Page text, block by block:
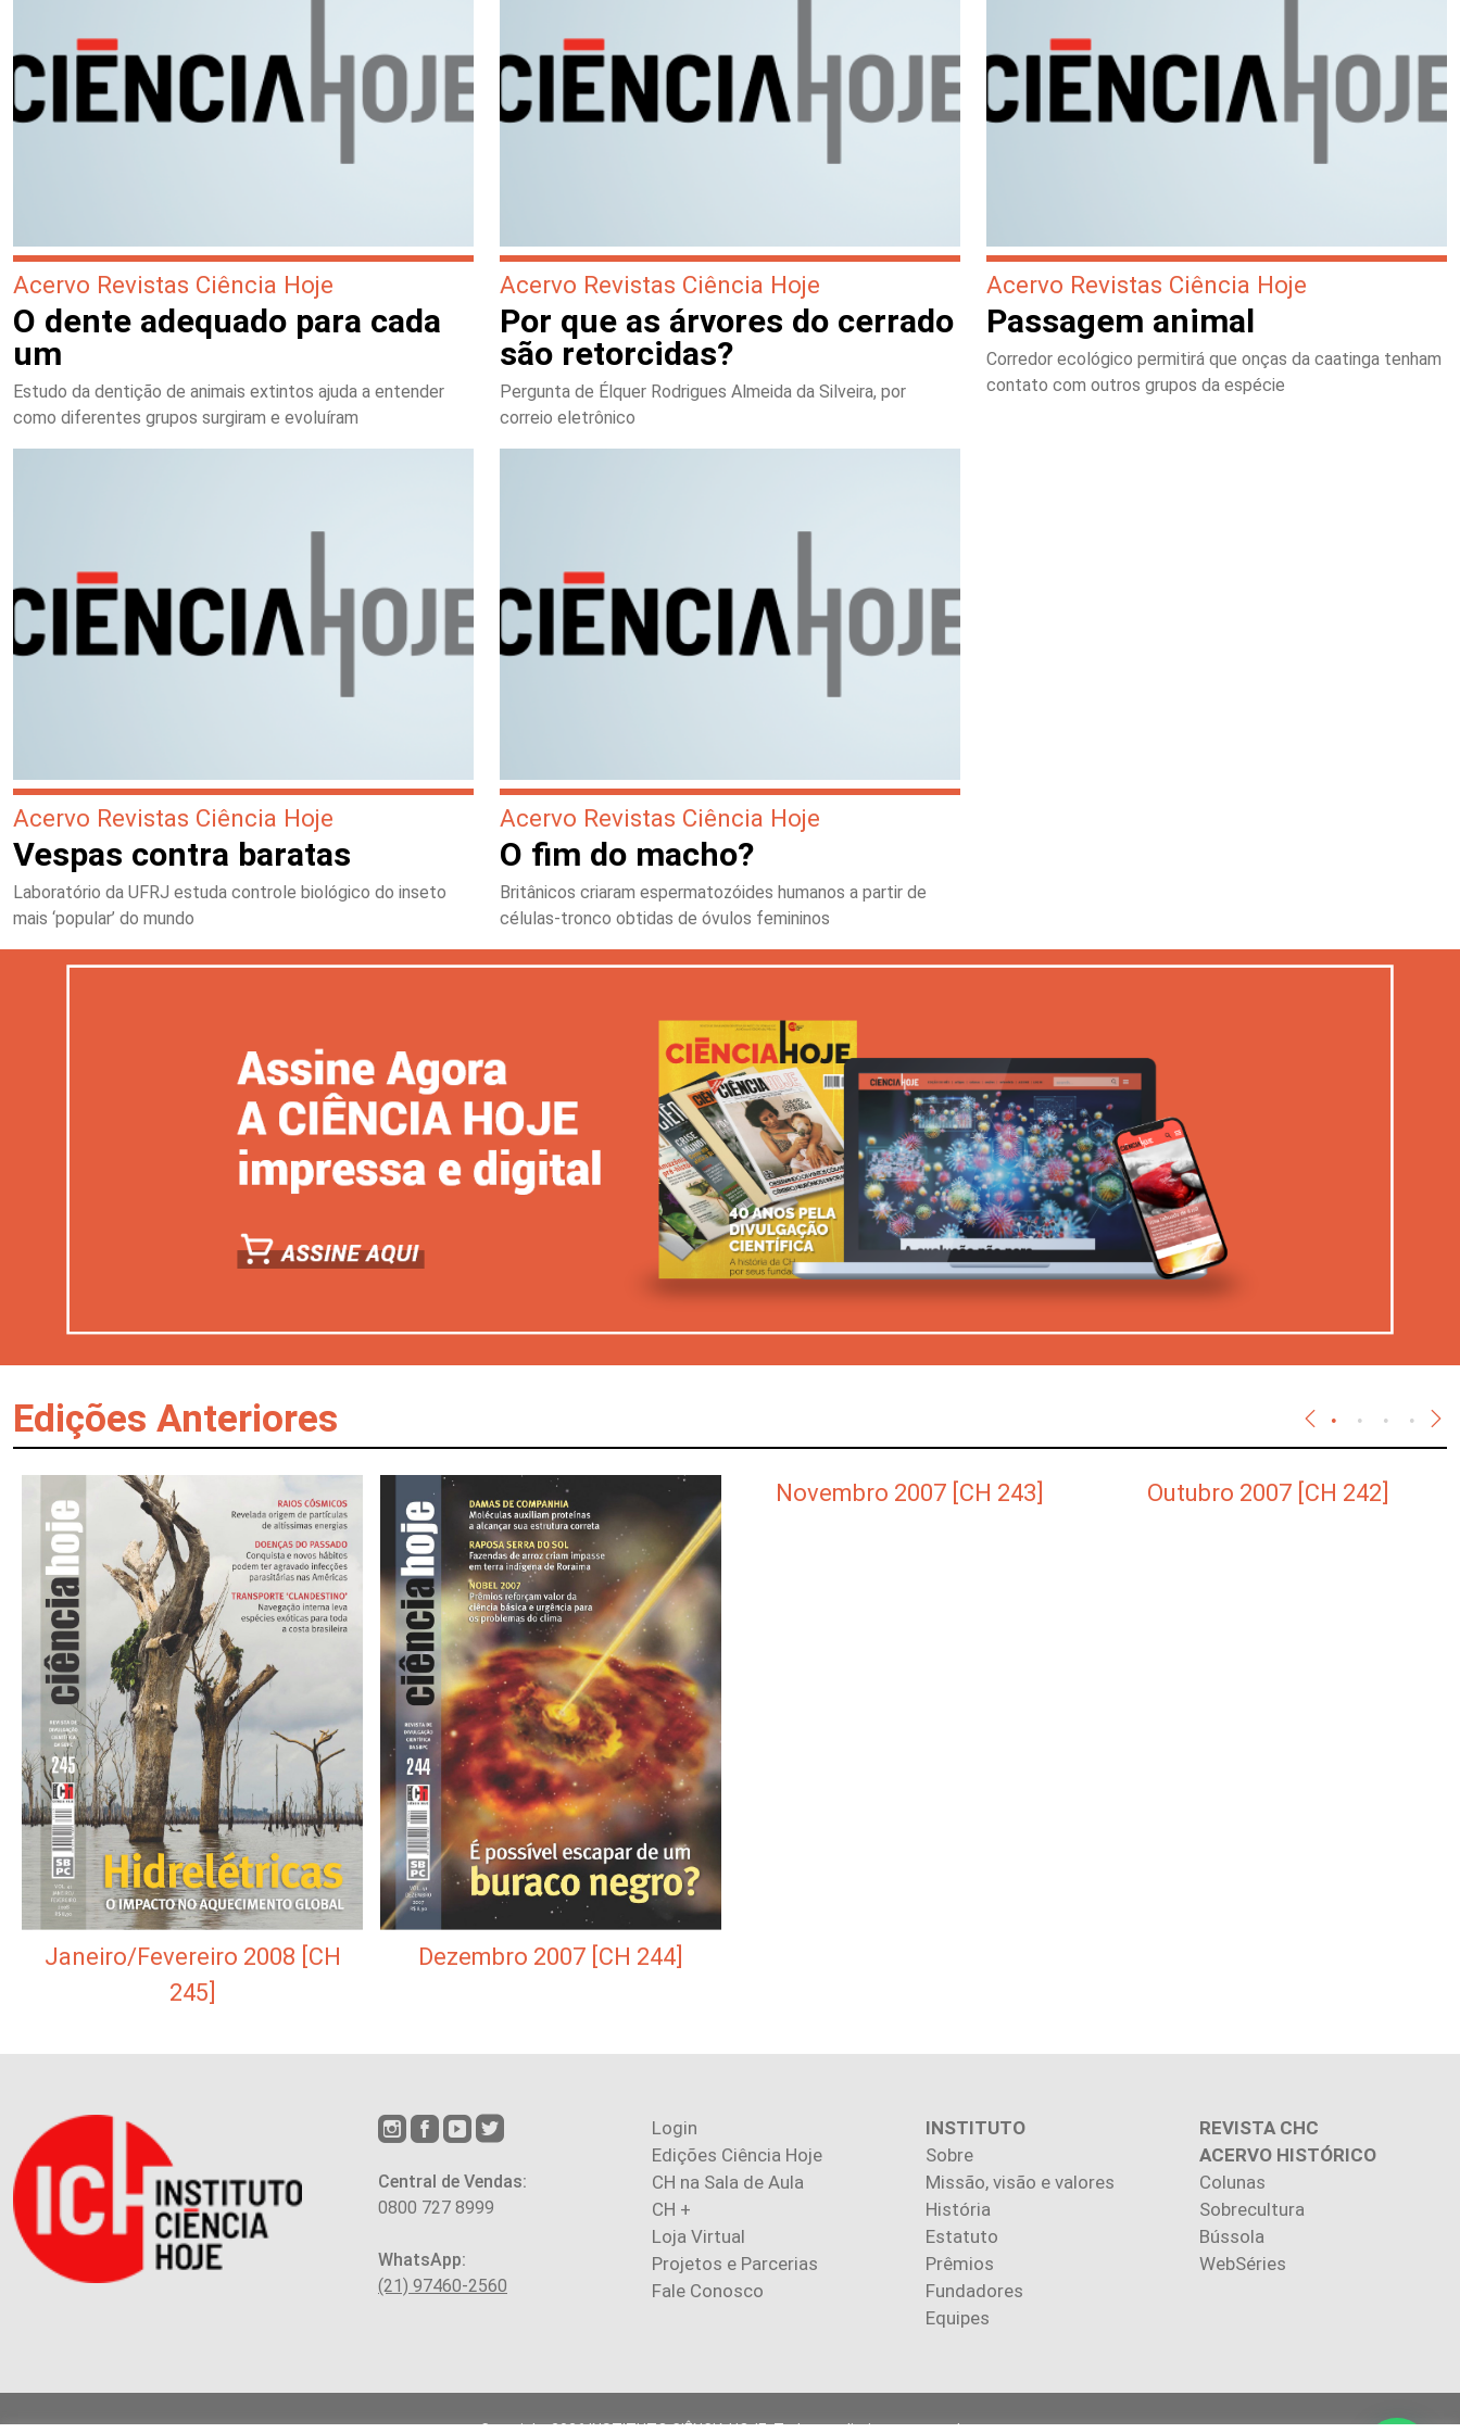
Acervo Revistas Ciência Hoje
O dente adequado para cada
um
Estudo da dentição de animais extintos ajuda a entender
como diferentes grupos surgiram e evoluíram
Acervo Revistas Ciência Hoje
Por que as árvores do cerrado
são retorcidas?
Pergunta de Élquer Rodrigues Almeida da Silveira, por
correio eletrônico
Acervo Revistas Ciência Hoje
Passagem animal
Corredor ecológico permitirá que onças da caatinga tenham
contato com outros grupos da espécie
Acervo Revistas Ciência Hoje
Vespas contra baratas
Laboratório da UFRJ estuda controle biológico do inseto
mais ‘popular’ do mundo
Acervo Revistas Ciência Hoje
O fim do macho?
Britânicos criaram espermatozóides humanos a partir de
células-tronco obtidas de óvulos femininos
Edições Anteriores
Janeiro/Fevereiro 2008 [CH
245]
Dezembro 2007 [CH 244]
Novembro 2007 [CH 243] Outubro 2007 [CH 242]
Central de Vendas:
0800 727 8999
WhatsApp:
(21) 97460-2560
Login
Edições Ciência Hoje
CH na Sala de Aula
CH +
Loja Virtual
Projetos e Parcerias
Fale Conosco
INSTITUTO
Sobre
Missão, visão e valores
História
Estatuto
Prêmios
Fundadores
Equipes
REVISTA CHC
ACERVO HISTÓRICO
Colunas
Sobrecultura
Bússola
WebSéries